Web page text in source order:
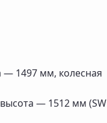
1497 мм, колесная
— 1512 мм (SW